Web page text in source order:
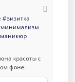
#визитка